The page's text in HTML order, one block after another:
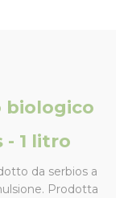
biologico
- 1 litro
da serbios a
Prodotta